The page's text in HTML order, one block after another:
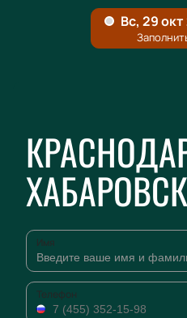
ХАБАРОВСК
Имя
Телефон